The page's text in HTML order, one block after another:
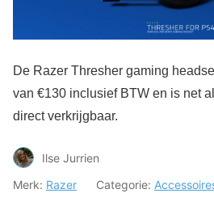
De Razer Thresher gaming
van €130 inclusief BTW en is net
direct verkrijgbaar.
Ilse Jurrien
Merk: Razer Categorie: